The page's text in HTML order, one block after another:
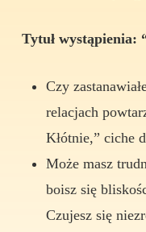
Tytuł wystąpienia:
Czy
relacjach
Kłótnie,” ciche
Może masz
boisz się
Czujesz się